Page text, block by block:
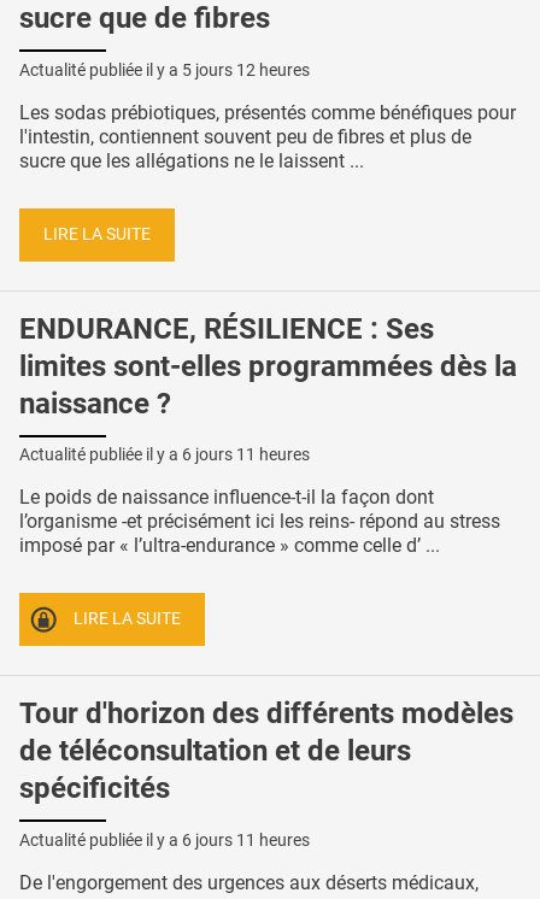
sucre que de fibres
Actualité publiée il y a 5 jours 12 heures
Les sodas prébiotiques, présentés comme bénéfiques pour
l'intestin, contiennent souvent peu de fibres et plus de
sucre que les allégations ne le laissent ...
LIRE LA SUITE
ENDURANCE, RÉSILIENCE : Ses
limites sont-elles programmées dès la
naissance ?
Actualité publiée il y a 6 jours 11 heures
Le poids de naissance influence-t-il la façon dont
l’organisme -et précisément ici les reins- répond au stress
imposé par « l’ultra-endurance » comme celle d’ ...
LIRE LA SUITE
Tour d'horizon des différents modèles
de téléconsultation et de leurs
spécificités
Actualité publiée il y a 6 jours 11 heures
De l'engorgement des urgences aux déserts médicaux,